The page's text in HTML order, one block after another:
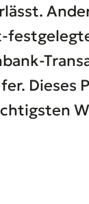
Dieses